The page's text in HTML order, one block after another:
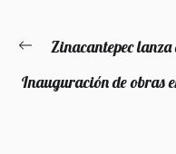
Navegación
entradas
EntradaZinacantepec
Inauguración de obras